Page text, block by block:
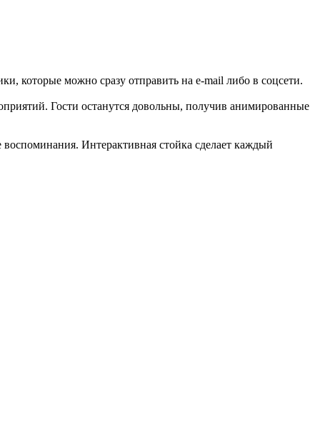
которые можно сразу отправить на e-mail либо в соцсети.
Гости останутся довольны, получив анимированные
Интерактивная стойка сделает каждый